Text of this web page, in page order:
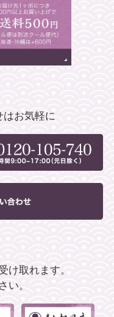
はお気軽に
け取れます。
い。